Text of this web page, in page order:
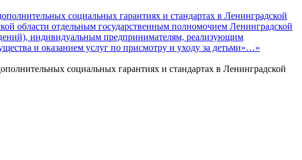
социальных гарантиях и стандартах в Ленинградской
области отдельным государственным полномочием Ленинградской
индивидуальным предпринимателям, реализующим
и оказанием услуг по присмотру и уходу за детьми»…»
социальных гарантиях и стандартах в Ленинградской